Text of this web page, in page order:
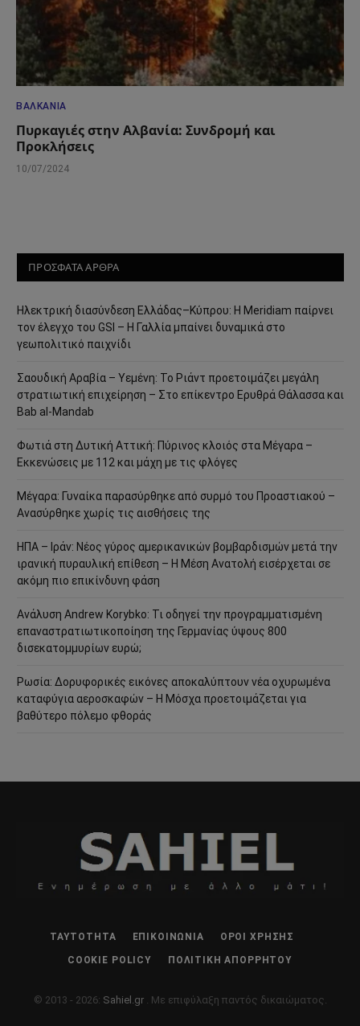
ΒΑΛΚΆΝΙΑ
Πυρκαγιές στην Αλβανία: Συνδρομή και
Προκλήσεις
10/07/2024
ΠΡΟΣΦΑΤΑ ΑΡΘΡΑ
Ηλεκτρική διασύνδεση Ελλάδας–Κύπρου: Η Meridiam παίρνει
τον έλεγχο του GSI – Η Γαλλία μπαίνει δυναμικά στο
γεωπολιτικό παιχνίδι
Σαουδική Αραβία – Υεμένη: Το Ριάντ προετοιμάζει μεγάλη
στρατιωτική επιχείρηση – Στο επίκεντρο Ερυθρά Θάλασσα και
Bab al-Mandab
Φωτιά στη Δυτική Αττική: Πύρινος κλοιός στα Μέγαρα –
Εκκενώσεις με 112 και μάχη με τις φλόγες
Μέγαρα: Γυναίκα παρασύρθηκε από συρμό του Προαστιακού –
Ανασύρθηκε χωρίς τις αισθήσεις της
ΗΠΑ – Ιράν: Νέος γύρος αμερικανικών βομβαρδισμών μετά την
ιρανική πυραυλική επίθεση – Η Μέση Ανατολή εισέρχεται σε
ακόμη πιο επικίνδυνη φάση
Ανάλυση Andrew Korybko: Τι οδηγεί την προγραμματισμένη
επαναστρατιωτικοποίηση της Γερμανίας ύψους 800
δισεκατομμυρίων ευρώ;
Ρωσία: Δορυφορικές εικόνες αποκαλύπτουν νέα οχυρωμένα
καταφύγια αεροσκαφών – Η Μόσχα προετοιμάζεται για
βαθύτερο πόλεμο φθοράς
ΤΑΥΤΌΤΗΤΑ ΕΠΙΚΟΙΝΩΝΊΑ ΌΡΟΙ ΧΡΉΣΗΣ
COOKIE POLICY ΠΟΛΙΤΙΚΉ ΑΠΟΡΡΉΤΟΥ
© 2013 - 2026: Sahiel.gr . Με επιφύλαξη παντός δικαιώματος.